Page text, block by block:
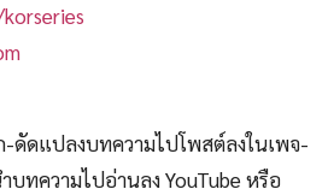
ดัดแปลงบทความไปโพสต์ลงในเพจ-
บทความไปอ่านลง YouTube หรือ